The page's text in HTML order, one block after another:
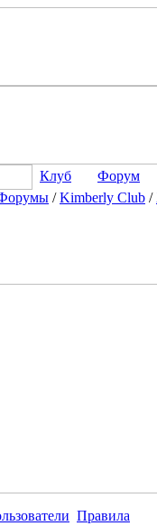
Клуб
Форум
/Kimberly Club /
Правила